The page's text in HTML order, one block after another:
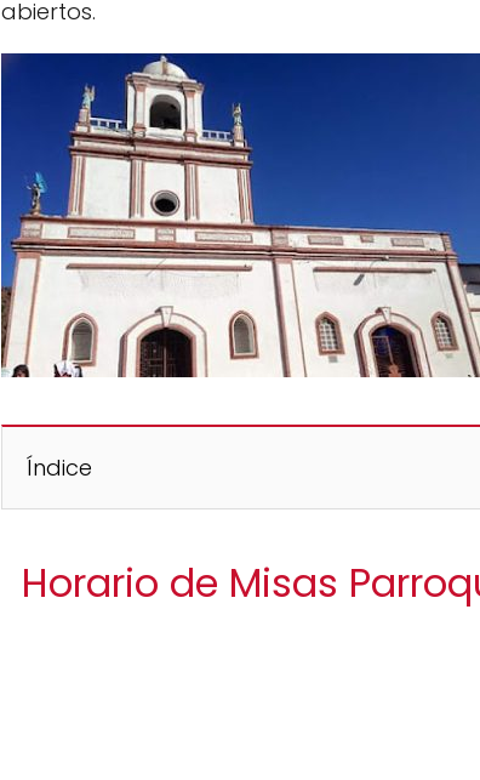
abiertos.
Índice
Horario de Misas